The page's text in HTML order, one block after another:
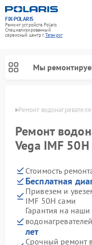
FIX-POLARIS
Ремонт устройств Polaris
Специализированный
cервисный центр г.Таганрог
Мы
Ремонт
Ремонт
Vega IMF 50H
Стоимость
Бесплатная
Привезем и
IMF 50H сами
Гарантия на
лет
Срочный ремонт